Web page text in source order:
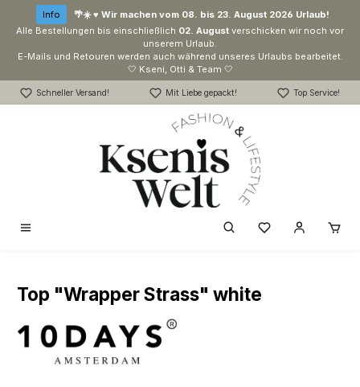
Zum Hauptinhalt springen
Info
🌴☀️ ♥ Wir machen vom 08. bis 23. August 2026 Urlaub!
Alle Bestellungen bis einschließlich 02. August verschicken wir noch vor
unserem Urlaub.
E-Mails und Retouren werden auch während unseres Urlaubs bearbeitet.
🤍 Kseni, Otti & Team 🤍
Schneller Versand! Mit Liebe gepackt! Top Service!
Du hast 0
Top "Wrapper Strass" white